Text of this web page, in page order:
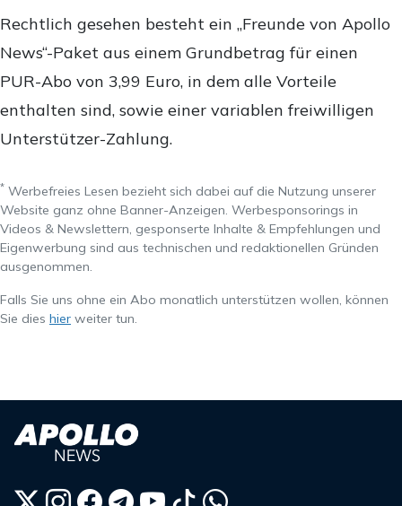
Rechtlich gesehen besteht ein „Freunde von Apollo
News“-Paket aus einem Grundbetrag für einen
PUR-Abo von 3,99 Euro, in dem alle Vorteile
enthalten sind, sowie einer variablen freiwilligen
Unterstützer-Zahlung.
* Werbefreies Lesen bezieht sich dabei auf die Nutzung unserer
Website ganz ohne Banner-Anzeigen. Werbesponsorings in
Videos & Newslettern, gesponserte Inhalte & Empfehlungen und
Eigenwerbung sind aus technischen und redaktionellen Gründen
ausgenommen.
Falls Sie uns ohne ein Abo monatlich unterstützen wollen, können
Sie dies hier weiter tun.